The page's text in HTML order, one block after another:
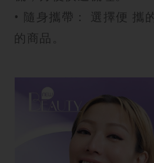
• 隨身攜帶： 選擇便 攜
的商品。